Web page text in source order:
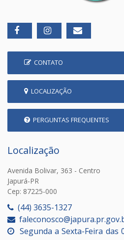
CONTATO
LOCALIZAÇÃO
PERGUNTAS FREQUENTES
Localização
Avenida Bolivar, 363 - Centro
Japurá-PR
Cep: 87225-000
(44) 3635-1327
Segunda a Sexta-Feira das